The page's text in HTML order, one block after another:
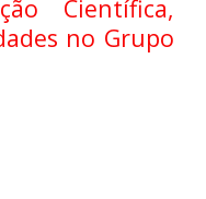
Científica,
no Grupo